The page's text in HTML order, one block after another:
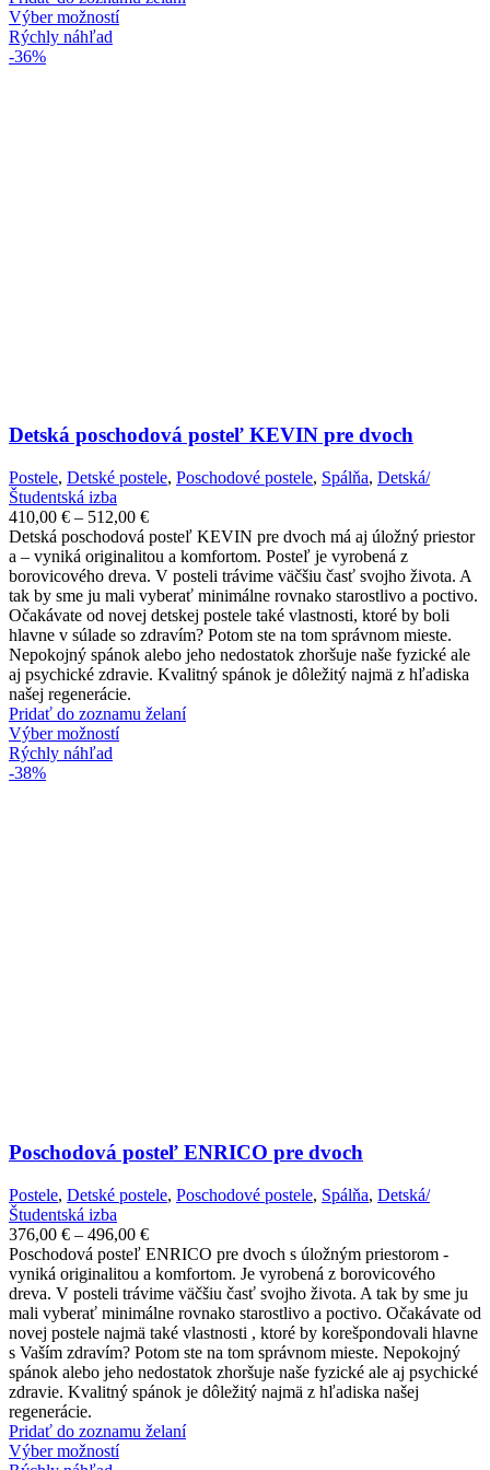
Výber možnostíTento
Rýchly náhľad
-36%
Detská poschodová posteľ KEVIN pre dvoch
Postele, Detské postele, Poschodové postele, Spálňa, Detská/
Študentská izba
410,00 € – 512,00 €Price
range:
410,00 €
through
512,00 €
Detská poschodová posteľ KEVIN pre dvoch má aj úložný priestor
a – vyniká originalitou a komfortom. Posteľ je vyrobená z
borovicového dreva. V posteli trávime väčšiu časť svojho života. A
tak by sme ju mali vyberať minimálne rovnako starostlivo a poctivo.
Očakávate od novej detskej postele také vlastnosti, ktoré by boli
hlavne v súlade so zdravím? Potom ste na tom správnom mieste.
Nepokojný spánok alebo jeho nedostatok zhoršuje naše fyzické ale
aj psychické zdravie. Kvalitný spánok je dôležitý najmä z hľadiska
našej regenerácie.
Pridať do zoznamu želaní
Výber možnostíTento
Rýchly náhľad
-38%
Poschodová posteľ ENRICO pre dvoch
Postele, Detské postele, Poschodové postele, Spálňa, Detská/
Študentská izba
376,00 € – 496,00 €Price
range:
376,00 €
through
496,00 €
Poschodová posteľ ENRICO pre dvoch s úložným priestorom -
vyniká originalitou a komfortom. Je vyrobená z borovicového
dreva. V posteli trávime väčšiu časť svojho života. A tak by sme ju
mali vyberať minimálne rovnako starostlivo a poctivo. Očakávate od
novej postele najmä také vlastnosti , ktoré by korešpondovali hlavne
s Vaším zdravím? Potom ste na tom správnom mieste. Nepokojný
spánok alebo jeho nedostatok zhoršuje naše fyzické ale aj psychické
zdravie. Kvalitný spánok je dôležitý najmä z hľadiska našej
regenerácie.
Pridať do zoznamu želaní
Výber možnostíTento